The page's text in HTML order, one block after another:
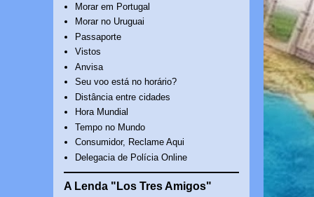
Morar em Portugal
Morar no Uruguai
Passaporte
Vistos
Anvisa
Seu voo está no horário?
Distância entre cidades
Hora Mundial
Tempo no Mundo
Consumidor, Reclame Aqui
Delegacia de Polícia Online
A Lenda "Los Tres Amigos"